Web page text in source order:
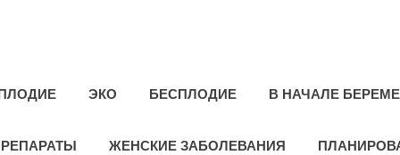
ЭКО БЕСПЛОДИЕ В НАЧАЛЕ
ЖЕНСКИЕ ЗАБОЛЕВАНИЯ